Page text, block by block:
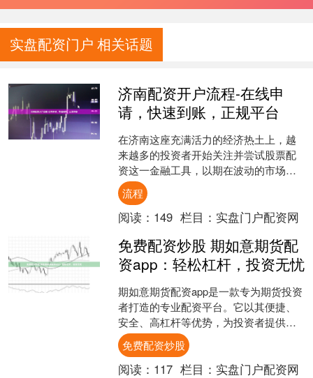
实盘配资门户 相关话题
济南配资开户流程-在线申
请，快速到账，正规平台
在济南这座充满活力的经济热土上，越
来越多的投资者开始关注并尝试股票配
资这一金融工具，以期在波动的市场中
把握更多机会。然而，面对市场上众多
的配资平台，如何选择一个....
流程
阅读： 149 栏目： 实盘门户配资网
免费配资炒股 期如意期货配
资app：轻松杠杆，投资无忧
期如意期货配资app是一款专为期货投资
者打造的专业配资平台。它以其便捷、
安全、高杠杆等优势，为投资者提供无
忧的投资体验。 * **放大收益：**通过杠
杆资金，放....
免费配资炒股
阅读： 117 栏目： 实盘门户配资网